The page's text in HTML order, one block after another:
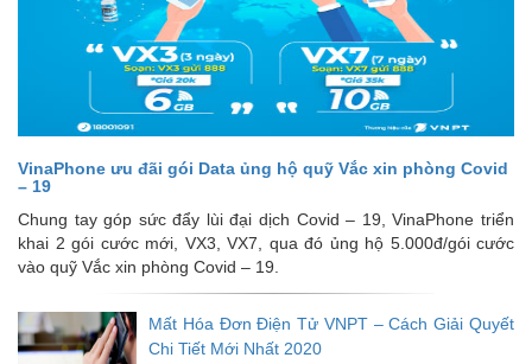
VinaPhone ưu đãi gói Data ủng hộ quỹ Vắc xin phòng Covid
– 19
Chung tay góp sức đẩy lùi đại dịch Covid – 19, VinaPhone triển
khai 2 gói cước mới, VX3, VX7, qua đó ủng hộ 5.000đ/gói cước
vào quỹ Vắc xin phòng Covid – 19.
Mất Hóa Đơn Điện Tử VNPT – Cách Giải Quyết
Chi Tiết Mới Nhất 2020